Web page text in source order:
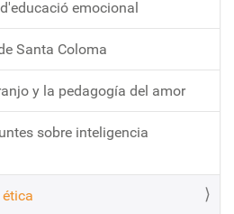
emocional
Santa Coloma
y la pedagogía del amor
sobre inteligencia